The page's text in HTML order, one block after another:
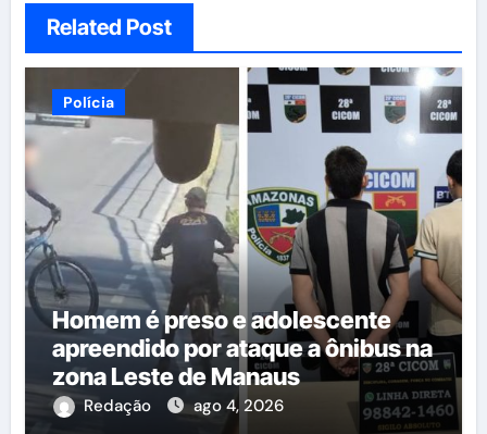
Related Post
Polícia
Homem é preso e adolescente
apreendido por ataque a ônibus na
zona Leste de Manaus
Redação ago 4, 2026